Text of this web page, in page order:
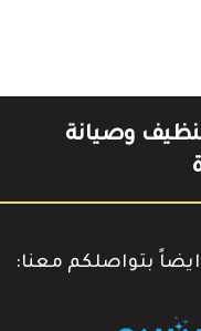
وصيانة
بتواصلكم معنا: